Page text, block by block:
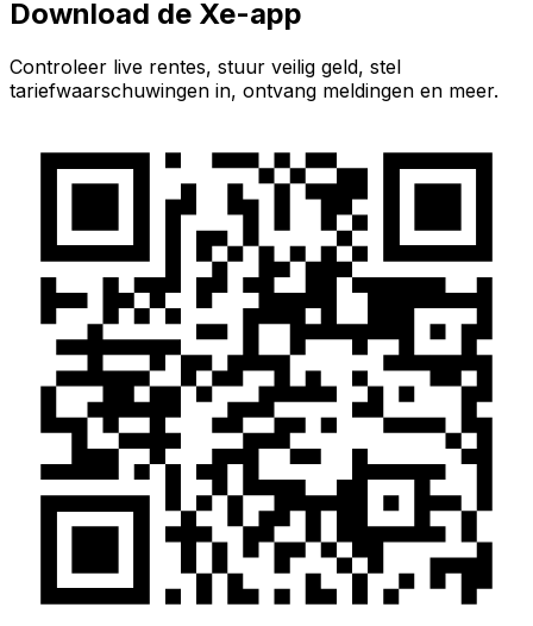
Download de Xe-app
Controleer live rentes, stuur veilig geld, stel
tariefwaarschuwingen in, ontvang meldingen en meer.